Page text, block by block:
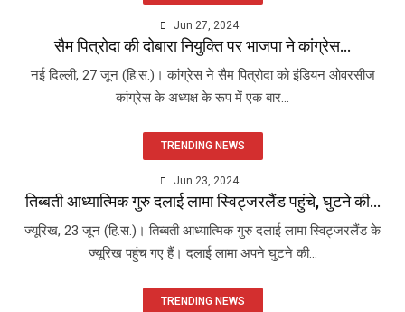
Jun 27, 2024
सैम पित्रोदा की दोबारा नियुक्ति पर भाजपा ने कांग्रेस...
नई दिल्ली, 27 जून (हि.स.)। कांग्रेस ने सैम पित्रोदा को इंडियन ओवरसीज
कांग्रेस के अध्यक्ष के रूप में एक बार...
TRENDING NEWS
Jun 23, 2024
तिब्बती आध्यात्मिक गुरु दलाई लामा स्विट्जरलैंड पहुंचे, घुटने की...
ज्यूरिख, 23 जून (हि.स.)। तिब्बती आध्यात्मिक गुरु दलाई लामा स्विट्जरलैंड के
ज्यूरिख पहुंच गए हैं। दलाई लामा अपने घुटने की...
TRENDING NEWS